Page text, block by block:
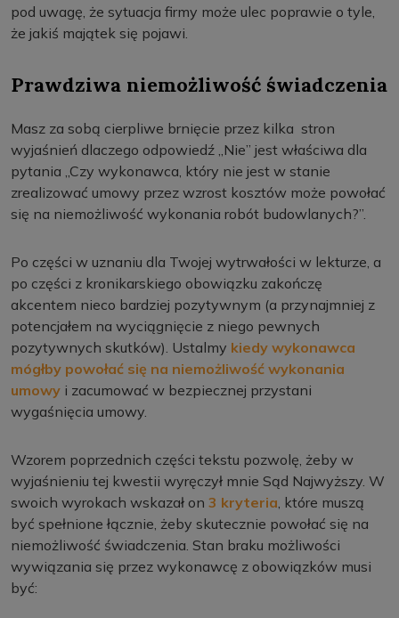
pod uwagę, że sytuacja firmy może ulec poprawie o tyle,
że jakiś majątek się pojawi.
Prawdziwa niemożliwość świadczenia
Masz za sobą cierpliwe brnięcie przez kilka stron
wyjaśnień dlaczego odpowiedź „Nie” jest właściwa dla
pytania „Czy wykonawca, który nie jest w stanie
zrealizować umowy przez wzrost kosztów może powołać
się na niemożliwość wykonania robót budowlanych?”.
Po części w uznaniu dla Twojej wytrwałości w lekturze, a
po części z kronikarskiego obowiązku zakończę
akcentem nieco bardziej pozytywnym (a przynajmniej z
potencjałem na wyciągnięcie z niego pewnych
pozytywnych skutków). Ustalmy kiedy wykonawca
mógłby powołać się na niemożliwość wykonania
umowy i zacumować w bezpiecznej przystani
wygaśnięcia umowy.
Wzorem poprzednich części tekstu pozwolę, żeby w
wyjaśnieniu tej kwestii wyręczył mnie Sąd Najwyższy. W
swoich wyrokach wskazał on 3 kryteria, które muszą
być spełnione łącznie, żeby skutecznie powołać się na
niemożliwość świadczenia. Stan braku możliwości
wywiązania się przez wykonawcę z obowiązków musi
być: